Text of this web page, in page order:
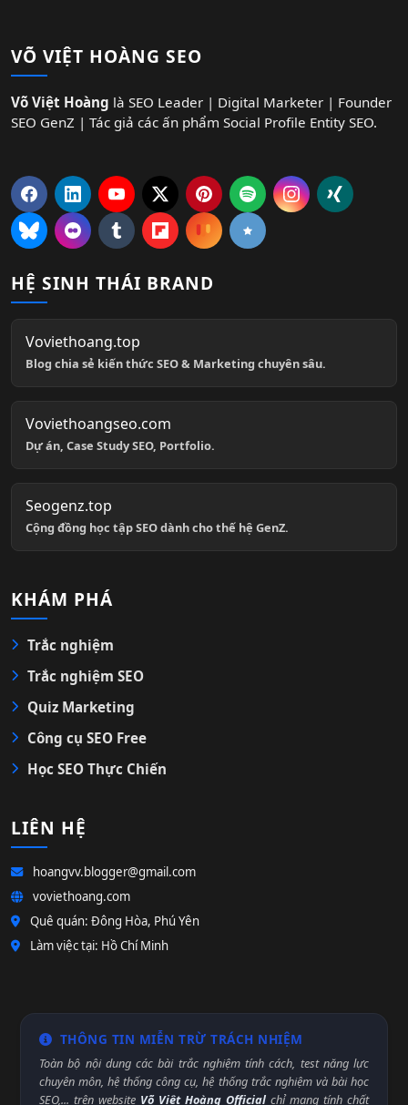
VÕ VIỆT HOÀNG SEO
Võ Việt Hoàng là SEO Leader | Digital Marketer | Founder
SEO GenZ | Tác giả các ấn phẩm Social Profile Entity SEO.
HỆ SINH THÁI BRAND
Voviethoang.top
Blog chia sẻ kiến thức SEO & Marketing chuyên sâu.
Voviethoangseo.com
Dự án, Case Study SEO, Portfolio.
Seogenz.top
Cộng đồng học tập SEO dành cho thế hệ GenZ.
KHÁM PHÁ
Trắc nghiệm
Trắc nghiệm SEO
Quiz Marketing
Công cụ SEO Free
Học SEO Thực Chiến
LIÊN HỆ
hoangvv.blogger@gmail.com
voviethoang.com
Quê quán: Đông Hòa, Phú Yên
Làm việc tại: Hồ Chí Minh
THÔNG TIN MIỄN TRỪ TRÁCH NHIỆM
Toàn bộ nội dung các bài trắc nghiệm tính cách, test năng lực
chuyên môn, hệ thống công cụ, hệ thống trắc nghiệm và bài học
SEO,... trên website Võ Việt Hoàng Official chỉ mang tính chất